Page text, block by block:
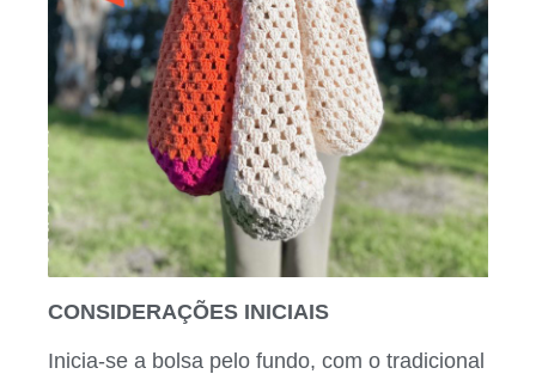
CONSIDERAÇÕES INICIAIS
Inicia-se a bolsa pelo fundo, com o tradicional